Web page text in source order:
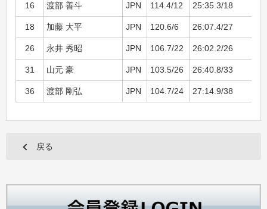
16 渡部 善斗 JPN 114.4/12 25:35.3/18
18 加藤 大平 JPN 120.6/6 26:07.4/27
26 永井 秀昭 JPN 106.7/22 26:02.2/26
31 山元 豪 JPN 103.5/26 26:40.8/33
36 渡部 剛弘 JPN 104.7/24 27:14.9/38
戻る